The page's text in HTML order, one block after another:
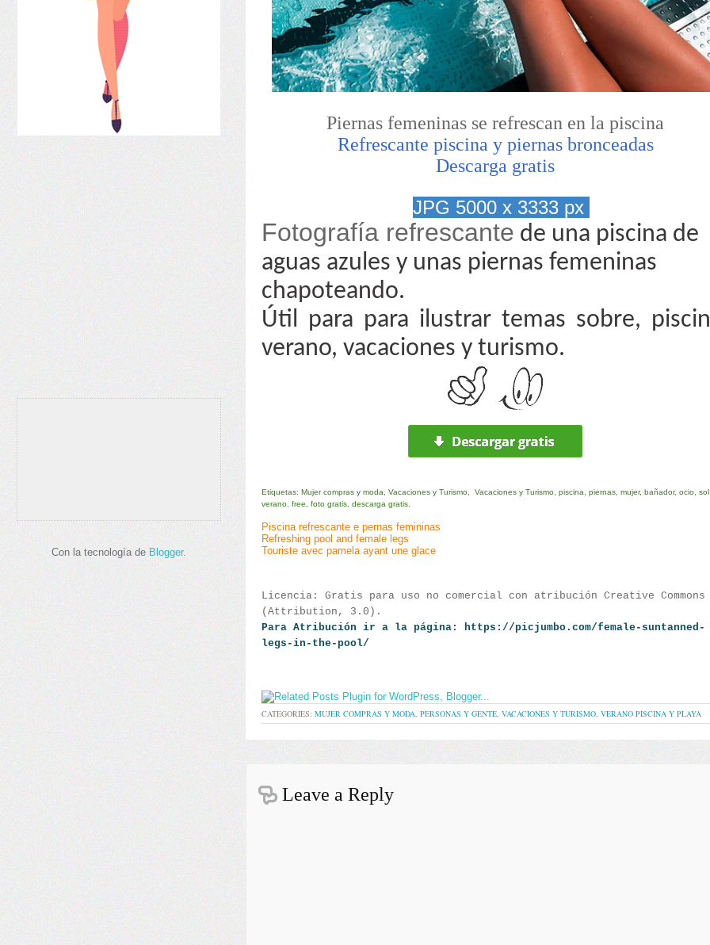
Con la tecnología de Blogger.
Piernas femeninas se refrescan en la piscina
Refrescante piscina y piernas bronceadas
Descarga gratis
JPG 5000 x 3333 px
Fotografía refrescante de una piscina de
aguas azules y unas piernas femeninas
chapoteando.
Útil para para ilustrar temas sobre,
verano, vacaciones y turismo.
Etiquetas: Mujer compras y moda, Vacaciones y Turismo, Vacaciones y Turismo, piscina, piernas, mujer, bañador, ocio,
verano, free, foto gratis, descarga gratis.
Piscina refrescante e pernas femininas
Refreshing pool and female legs
Touriste avec pamela ayant une glace
Licencia: Gratis para uso no comercial con atribución Creative Commons
(Attribution, 3.0 ).
Para Atribución ir a la página: https://picjumbo.com/female-suntanned-
legs-in-the-pool/
CATEGORIES: MUJER COMPRAS Y MODA, PERSONAS Y GENTE, VACACIONES Y TURISMO, VERANO PISCINA Y PLAYA
Leave a Reply